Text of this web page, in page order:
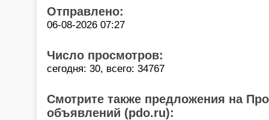
Отправлено:
06-08-2026 07:27
Число просмотров:
сегодня: 30, всего: 34767
Смотрите также предложения на
объявлений (pdo.ru):